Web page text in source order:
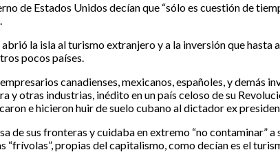
de Estados Unidos decían que “sólo es cuestión de
la isla al turismo extranjero y a la inversión que hasta
pocos países.
canadienses, mexicanos, españoles, y
y otras industrias, inédito en un país celoso de su
e hicieron huir de suelo cubano al dictador ex
de sus fronteras y cuidaba en extremo “no contaminar” a
“frívolas”, propias del capitalismo, como decían es el